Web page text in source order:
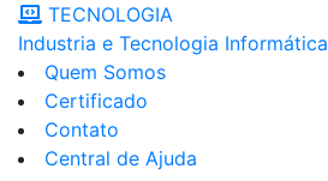
TECNOLOGIA
Industria e Tecnologia Informática
Quem Somos
Certificado
Contato
Central de Ajuda